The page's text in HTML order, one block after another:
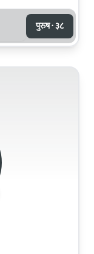
पुरुष · ३८